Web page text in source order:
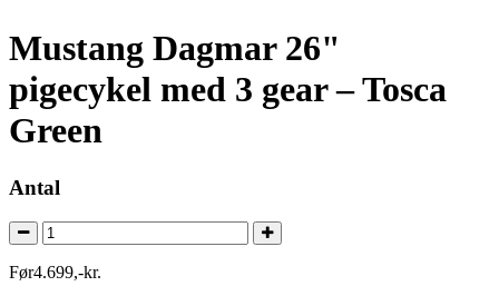
Mustang Dagmar 26"
pigecykel med 3 gear – Tosca
Green
Antal
Før4.699,-kr.